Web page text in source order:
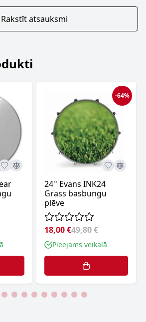
Rakstīt atsauksmi
-64%
24'' Evans INK24
Grass basbungu
plēve
18,00 €49,80 €
Pieejams veikalā